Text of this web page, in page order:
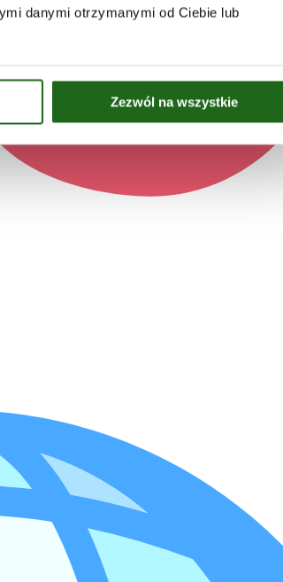
danymi otrzymanymi od Ciebie lub
Zezwól na wszystkie